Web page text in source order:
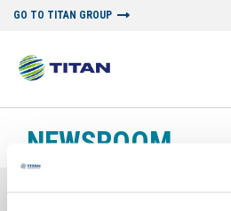
GO TO TITAN GROUP
NEWSROOM